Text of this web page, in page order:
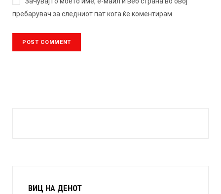
пребарувач за следниот пат кога ќе коментирам.
ВИЦ НА ДЕНОТ